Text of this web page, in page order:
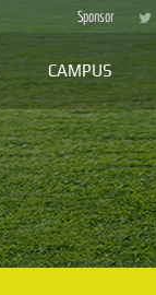
Sponsor
CAMPUS